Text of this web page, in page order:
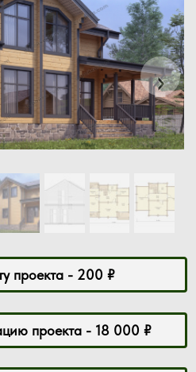
›Next
проекта - 200 ₽
проекта - 18 000 ₽